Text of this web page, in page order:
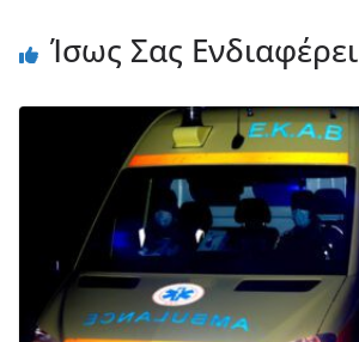
Ίσως Σας Ενδιαφέρει